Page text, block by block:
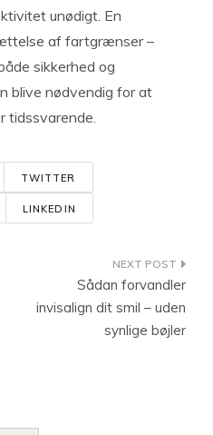
unødigt. En
af fartgrænser –
sikkerhed og
blive nødvendig for at
tidssvarende.
TWITTER
LINKEDIN
Sådan forvandler
invisalign dit smil – uden
synlige bøjler